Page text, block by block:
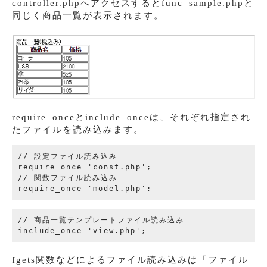
controller.phpへアクセスするとfunc_sample.phpと
同じく商品一覧が表示されます。
require_onceとinclude_onceは、それぞれ指定され
たファイルを読み込みます。
// 設定ファイル読み込み
require_once 'const.php';
// 関数ファイル読み込み
// 商品一覧テンプレートファイル読み込み
fgets関数などによるファイル読み込みは「ファイル